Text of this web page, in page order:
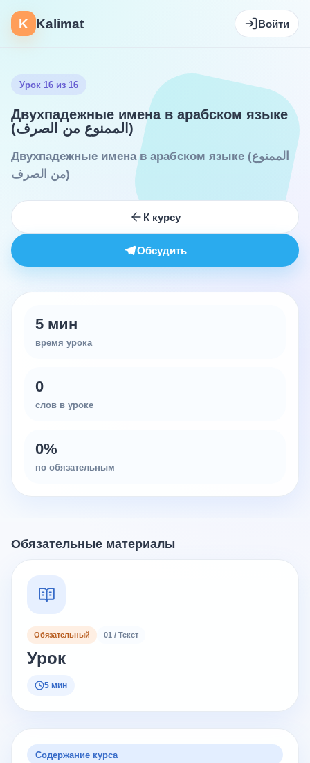
K Kalimat Войти
Урок 16 из 16
Двухпадежные имена в арабском языке
(الممنوع من الصرف)
Двухпадежные имена в арабском языке (الممنوع
من الصرف)
К курсу
Обсудить
5 мин
время урока
0
слов в уроке
0%
по обязательным
Обязательные материалы
Обязательный 01 / Текст
Урок
5 мин
Содержание курса